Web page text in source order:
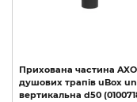
Прихована частина
душових трапів uBox
вертикальна d50